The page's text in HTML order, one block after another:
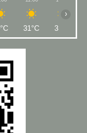
31°C 32°C
›